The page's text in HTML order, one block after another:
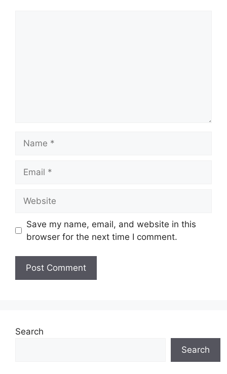
Save my name, email, and website in this
browser for the next time I comment.
Search
Search